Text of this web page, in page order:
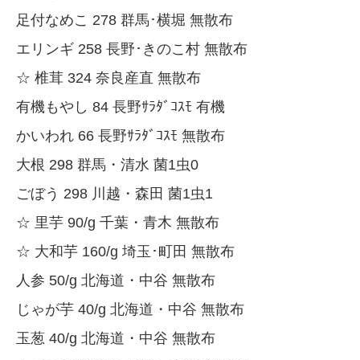
足付なめこ 278 群馬･横堀 無散布
エリンギ 258 長野･きのこ村 無散布
☆ 椎茸 324 奈良産直 無散布
有機もやし 84 長野ｻﾗﾀﾞｺｽﾓ 有機
かいわれ 66 長野ｻﾗﾀﾞｺｽﾓ 無散布
大根 298 群馬・清水 菌1虫0
ごぼう 298 川越・森田 菌1虫1
☆ 里芋 90/g 千葉・青木 無散布
☆ 大和芋 160/g 埼玉･町田 無散布
人参 50/g 北海道・中谷 無散布
じゃが芋 40/g 北海道・中谷 無散布
玉葱 40/g 北海道・中谷 無散布